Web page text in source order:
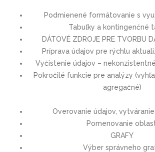
Podmienené formátovanie s
Tabuľky a kontingenčné
DÁTOVÉ ZDROJE PRE TVORBU
Príprava údajov pre rýchlu
Vyčistenie údajov –
Pokročilé funkcie pre analýzy
agregačné)
Overovanie údajov,
Pomenovanie
GRAFY
Výber správneho